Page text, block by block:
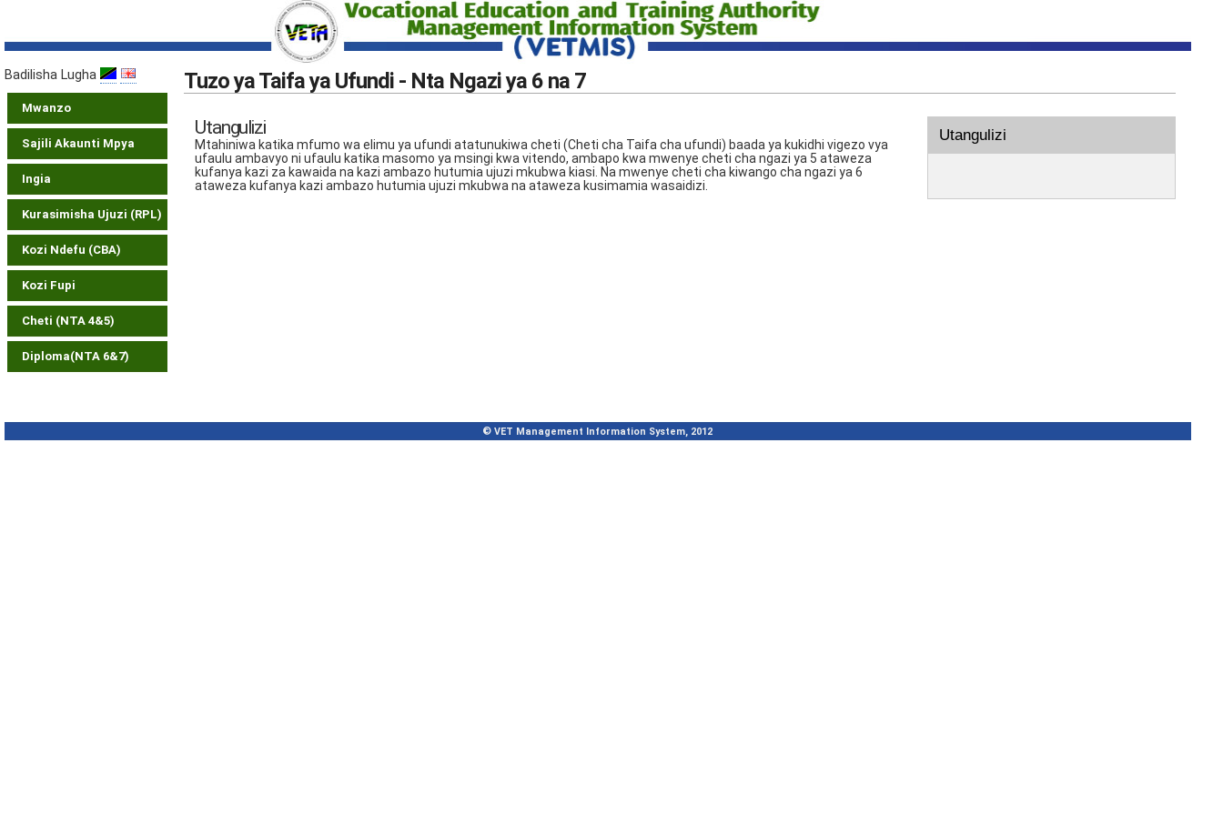
Badilisha Lugha
Mwanzo
Sajili Akaunti Mpya
Ingia
Kurasimisha Ujuzi (RPL)
Kozi Ndefu (CBA)
Kozi Fupi
Cheti (NTA 4&5)
Diploma(NTA 6&7)
Tuzo ya Taifa ya Ufundi - Nta Ngazi ya 6 na 7
Utangulizi
Mtahiniwa katika mfumo wa elimu ya ufundi atatunukiwa cheti (Cheti cha Taifa cha ufundi) baada ya kukidhi vigezo vya
ufaulu ambavyo ni ufaulu katika masomo ya msingi kwa vitendo, ambapo kwa mwenye cheti cha ngazi ya 5 ataweza
kufanya kazi za kawaida na kazi ambazo hutumia ujuzi mkubwa kiasi. Na mwenye cheti cha kiwango cha ngazi ya 6
ataweza kufanya kazi ambazo hutumia ujuzi mkubwa na ataweza kusimamia wasaidizi.
Utangulizi
© VET Management Information System, 2012